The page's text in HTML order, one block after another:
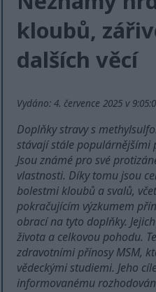
kloubů,
dalších věcí
Vydáno: 4. července 2025 v
Doplňky stravy s
stávají stále populárnějšími
Jsou známé pro své
vlastnosti. Díky tomu jsou
bolestmi kloubů a svalů,
pokračujícím výzkumem
obrací na tyto doplňky.
života a celkovou pohodu.
zdravotními přínosy MSM,
vědeckými studiemi. Jeho
informovanému